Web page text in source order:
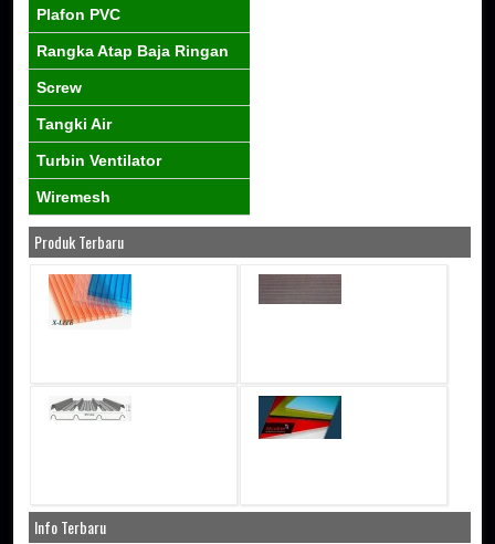
Plafon PVC
Rangka Atap Baja Ringan
Screw
Tangki Air
Turbin Ventilator
Wiremesh
Produk Terbaru
Info Terbaru